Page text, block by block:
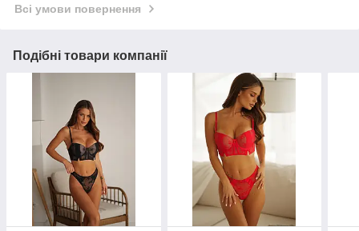
Всі умови повернення
Подібні товари компанії